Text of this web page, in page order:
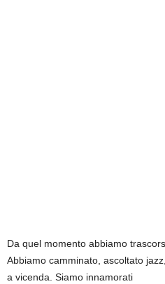
Da quel momento abbiamo
Abbiamo camminato, ascoltato
a vicenda. Siamo innamorati